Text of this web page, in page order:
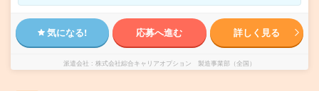
気になる! 応募へ進む 詳しく見る
派遣会社 株式会社綜合キャリアオプション 製造事業部（全国）